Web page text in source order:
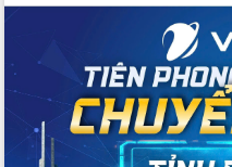
du khách thông qua Hệ thống cơ sở dữ
liệu và Bản đồ số
Tập huấn ứng dụng trí tuệ nhân tạo (AI)
trong thương mại điện tử năm 2026
Đoàn đại biểu Quốc hội tỉnh Đắk Lắk
trao đổi thông tin trước Kỳ họp thứ